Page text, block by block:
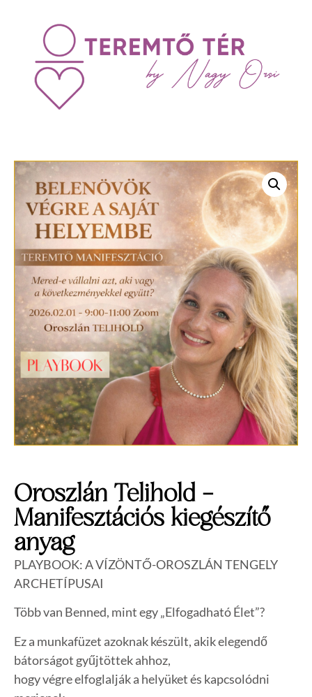
Oroszlán Telihold –
Manifesztációs kiegészítő
anyag
PLAYBOOK: A VÍZÖNTŐ-OROSZLÁN TENGELY
ARCHETÍPUSAI
Több van Benned, mint egy „Elfogadható Élet”?
Ez a munkafüzet azoknak készült, akik elegendő
bátorságot gyűjtöttek ahhoz,
hogy végre elfoglalják a helyüket és kapcsolódni